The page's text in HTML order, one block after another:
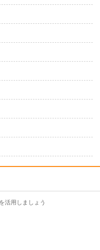
活用しましょう